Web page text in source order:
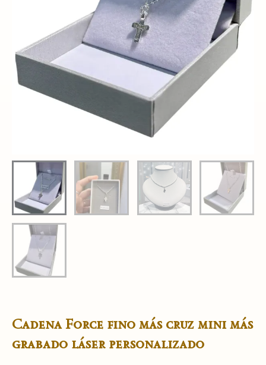
Cadena Force fino más cruz mini más
grabado láser personalizado